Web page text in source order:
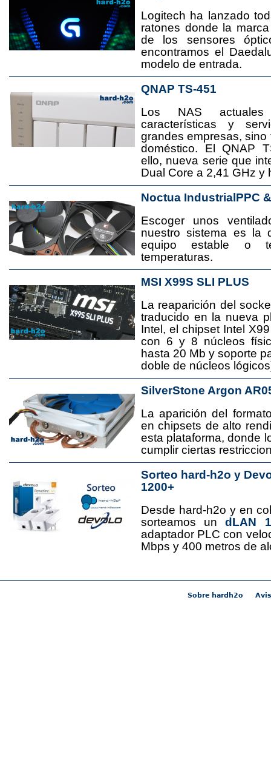
Logitech ha lanzado
ratones donde la
de los sensores
encontramos el
modelo de entrada.
QNAP TS-451
Los NAS
características y
grandes empresas,
doméstico. El QNAP
ello, nueva serie que
Dual Core a 2,41 GHz y
Noctua IndustrialPPC
Escoger unos
nuestro sistema es la
equipo estable o
temperaturas.
MSI X99S SLI PLUS
La reaparición del
traducido en la nueva
Intel, el chipset Intel
con 6 y 8 núcleos
hasta 20 Mb y soporte
doble de núcleos
SilverStone Argon
La aparición del
en chipsets de alto
esta plataforma, donde
cumplir ciertas
Sorteo hard-h2o y
1200+
Desde hard-h2o y en
sorteamos undLAN
adaptador PLC con
Mbps y 400 metros de
Sobre hardh2o